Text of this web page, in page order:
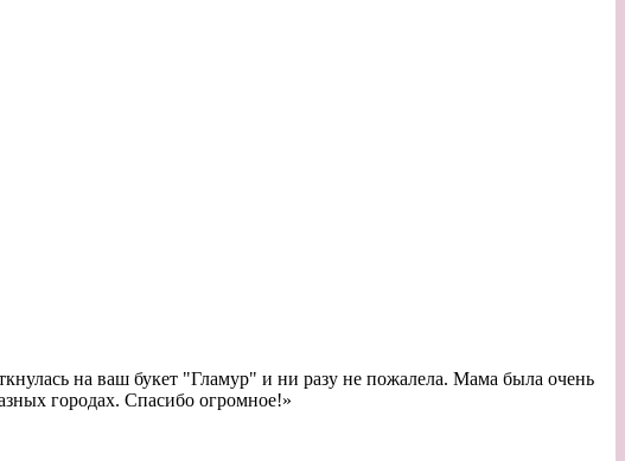
на ваш букет "Гламур" и ни разу не пожалела. Мама была очень
городах. Спасибо огромное!»